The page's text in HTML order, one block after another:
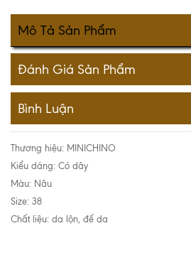
Mô Tả Sản Phẩm
Đánh Giá Sản Phẩm
Bình Luận
Thương hiệu: MINICHINO
Kiểu dáng: Có dây
Màu: Nâu
Size: 38
Chất liệu: da lộn, đế da